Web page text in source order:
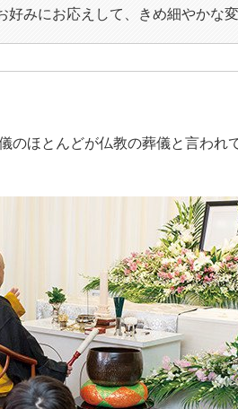
好みにお応えして、きめ細やかな
のほとんどが仏教の葬儀と言わ